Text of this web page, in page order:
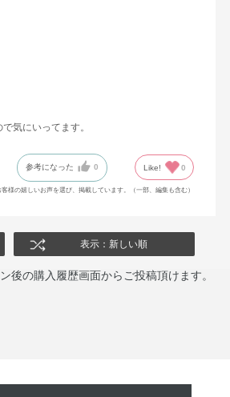
ベン・グンジョウ・マイカ・酸化チ
気にいってます。
参考になった 0 Like! 0
様の嬉しいお声を選び、掲載しています。（一部、編集も含む）
表示：新しい順
後の購入履歴画面からご投稿頂けます。